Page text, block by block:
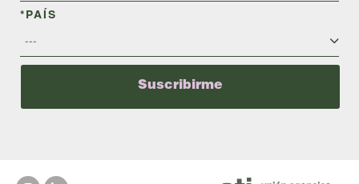
*PAÍS